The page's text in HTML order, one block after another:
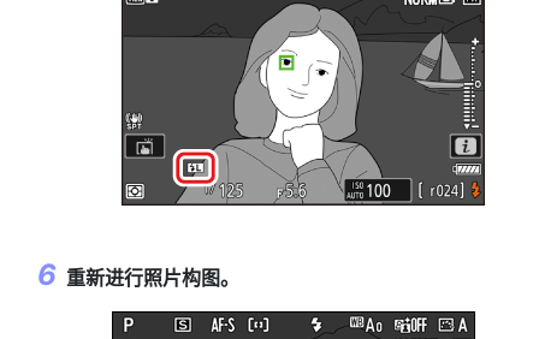
重新进行照片构图。